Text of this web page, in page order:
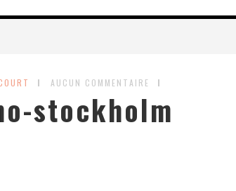
AUCUN COMMENTAIRE
stockholm